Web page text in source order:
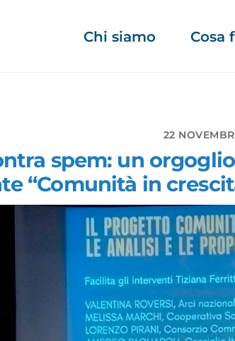
Chi siamo Cosa
22
spem: un
“Comunità in